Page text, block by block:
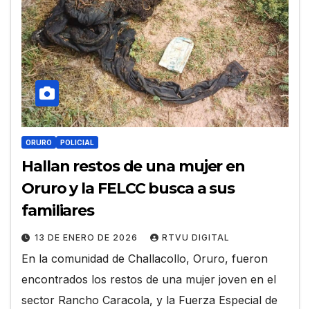
ORURO POLICIAL
Hallan restos de una mujer en
Oruro y la FELCC busca a sus
familiares
13 DE ENERO DE 2026 RTVU DIGITAL
En la comunidad de Challacollo, Oruro, fueron
encontrados los restos de una mujer joven en el
sector Rancho Caracola, y la Fuerza Especial de